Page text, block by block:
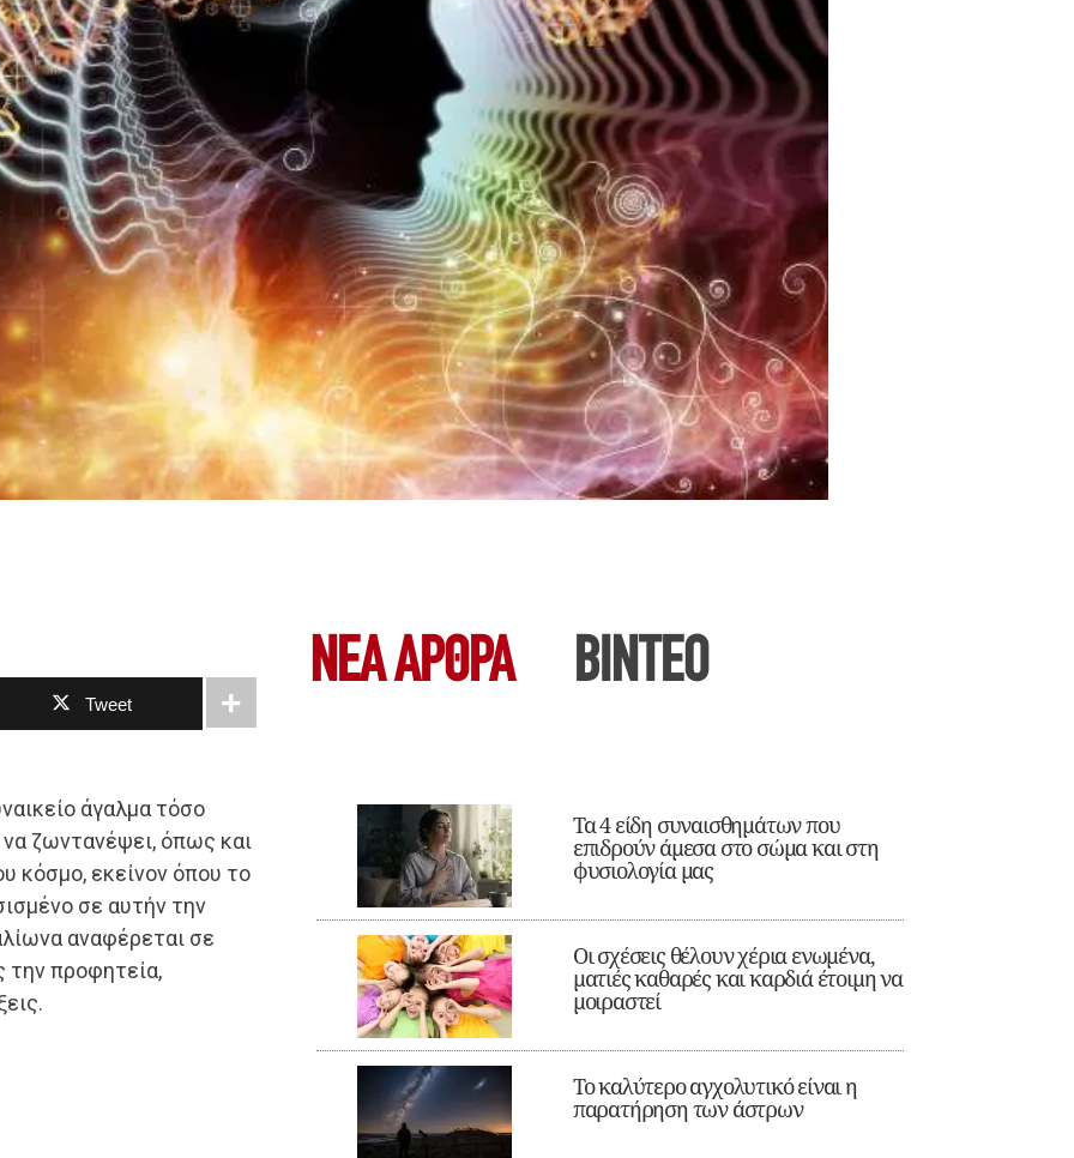
Tweet
άγαλμα τόσο
ζωντανέψει, όπως και
κόσμο, εκείνον όπου το
σε αυτήν την
αναφέρεται σε
την προφητεία,
ΝΕΑ ΆΡΘΡΑ ΒΙΝΤΕΟ
Τα 4 είδη συναισθημάτων που
επιδρούν άμεσα στο σώμα και στη
φυσιολογία μας
Οι σχέσεις θέλουν χέρια ενωμένα,
ματιές καθαρές και καρδιά έτοιμη να
μοιραστεί
Το καλύτερο αγχολυτικό είναι η
παρατήρηση των άστρων